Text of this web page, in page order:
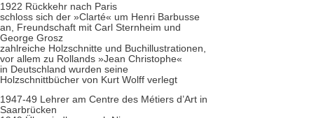
1922 Rückkehr nach Paris
schloss sich der »Clarté« um Henri Barbusse
an, Freundschaft mit Carl Sternheim und
George Grosz
zahlreiche Holzschnitte und Buchillustra­tionen,
vor allem zu Rollands »Jean Christophe«
in Deutschland wurden seine
Holzschnittbücher von Kurt Wolff verlegt
1947-49 Lehrer am Centre des Métiers d’Art in
Saarbrücken